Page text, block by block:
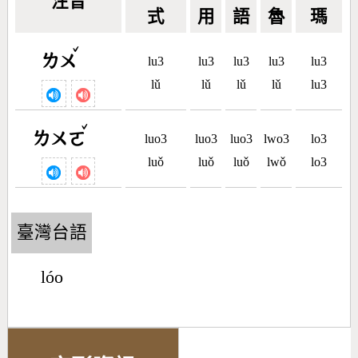
式 用 語 魯 瑪
ㄌㄨ
ˇ
lu3
lǔ
lu3
lǔ
lu3
lǔ
lu3
lǔ
lu3
lu3
ㄌㄨㄛ
ˇ
luo3
luǒ
luo3
luǒ
luo3
luǒ
lwo3
lwǒ
lo3
lo3
臺灣台語
lóo